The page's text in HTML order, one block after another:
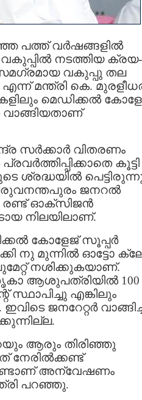
പത്ത് വർഷങ്ങളിൽ
നടത്തിയ ക്രയ-
സമഗ്രമായ വകുപ്പു തല
മന്ത്രി കെ.
മെഡിക്കൽ
സർക്കാർ വിതരണം
കൂട്ടി
ശ്രദ്ധയിൽ
ജനറൽ
രണ്ട് ഓക്സ‍ിജൻ
നിലയിലാണ്.
കോളേജ് സൂപ്പർ
നു മുന്നിൽ ഓട്ടോ
നശിക്കുകയാണ്.
ആശുപത്രിയിൽ 100
സ്ഥാപിച്ചു എങ്കിലും
ഇവിടെ ജനറേറ്റർ
ആരും തിരിഞ്ഞു
നേരിൽക്കണ്ട്
അന്വേഷണം
പറഞ്ഞു.